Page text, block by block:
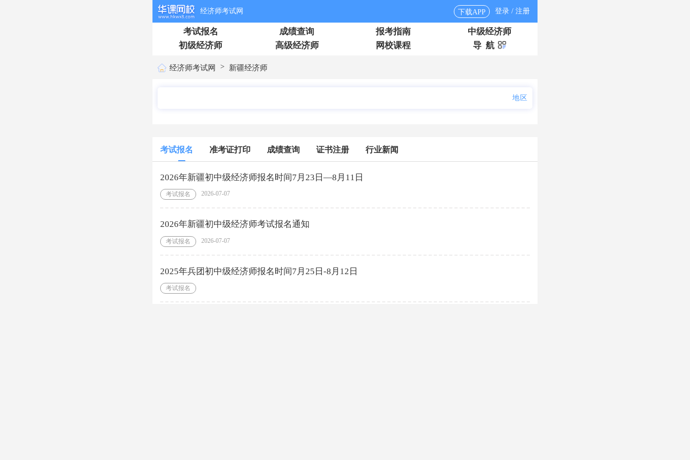
经济师考试网 下载APP 登录 / 注册
考试报名 成绩查询 报考指南
中级经济师
初级经济师
高级经济师 网校课程 导 航
经济师考试网 > 新疆经济师
地区
考试报名 准考证打印 成绩查询 证书注册 行业新闻
2026年新疆初中级经济师报名时间7月23日—8月11日
考试报名 2026-07-07
2026年新疆初中级经济师考试报名通知
考试报名 2026-07-07
2025年兵团初中级经济师报名时间7月25日-8月12日
考试报名